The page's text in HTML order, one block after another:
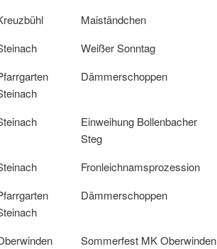
Maiständchen
Weißer Sonntag
Dämmerschoppen
Einweihung Bollenbacher
Steg
Fronleichnamsprozession
Dämmerschoppen
Sommerfest MK Oberwinden